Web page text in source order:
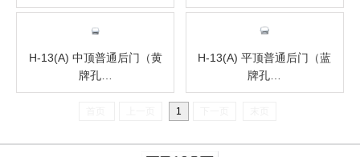
H-13(A) 中顶普通后门（黄
牌孔…
H-13(A) 平顶普通后门（蓝
牌孔…
1